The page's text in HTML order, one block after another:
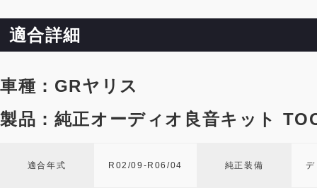
適合詳細
車種：GRヤリス
製品：純正オーディオ良音キット
適合年式 R02/09-R06/04 純正装備